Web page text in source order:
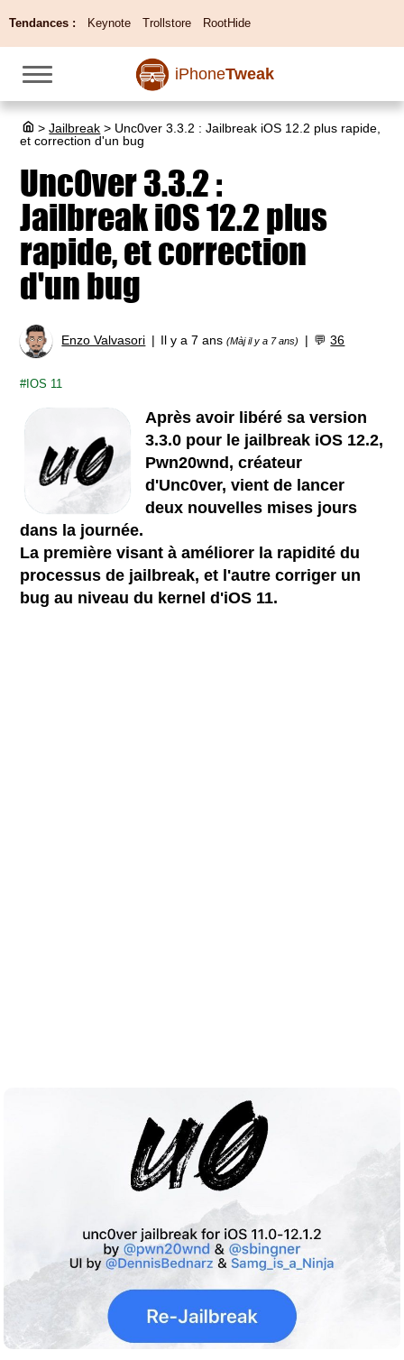
Tendances : Keynote Trollstore RootHide
iPhoneTweak
> Jailbreak > Unc0ver 3.3.2 : Jailbreak iOS 12.2 plus rapide,
et correction d'un bug
Unc0ver 3.3.2 :
Jailbreak iOS 12.2 plus
rapide, et correction
d'un bug
Enzo Valvasori Il y a 7 ans(Màj il y a 7 ans) 💬36
IOS 11
Après avoir libéré sa version
3.3.0 pour le jailbreak iOS 12.2,
Pwn20wnd, créateur
d'Unc0ver, vient de lancer
deux nouvelles mises jours
dans la journée.
La première visant à améliorer la rapidité du
processus de jailbreak, et l'autre corriger un
bug au niveau du kernel d'iOS 11.